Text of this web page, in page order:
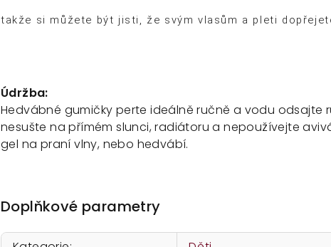
takže si můžete být jisti, že svým vlasům a pleti
Údržba:
Hedvábné gumičky perte ideálně ručně a vodu odsajte
nesušte na přímém slunci, radiátoru a nepoužívejte
gel na praní vlny, nebo hedvábí.
Doplňkové parametry